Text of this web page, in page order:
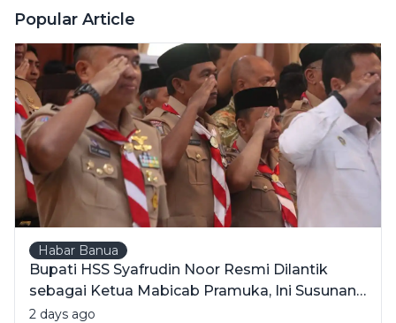
Juara di
Hati Orang
Indonesia?
Popular Article
Habar Banua
Bupati HSS Syafrudin Noor Resmi Dilantik
sebagai Ketua Mabicab Pramuka, Ini Susunan
Pengurus 2025-2030
2 days ago